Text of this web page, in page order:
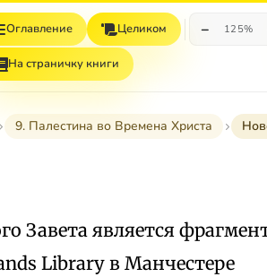
Оглавление Целиком − 125%
На страничку книги
9. Палестина во Времена Христа
Завета является
Library в Манчестере